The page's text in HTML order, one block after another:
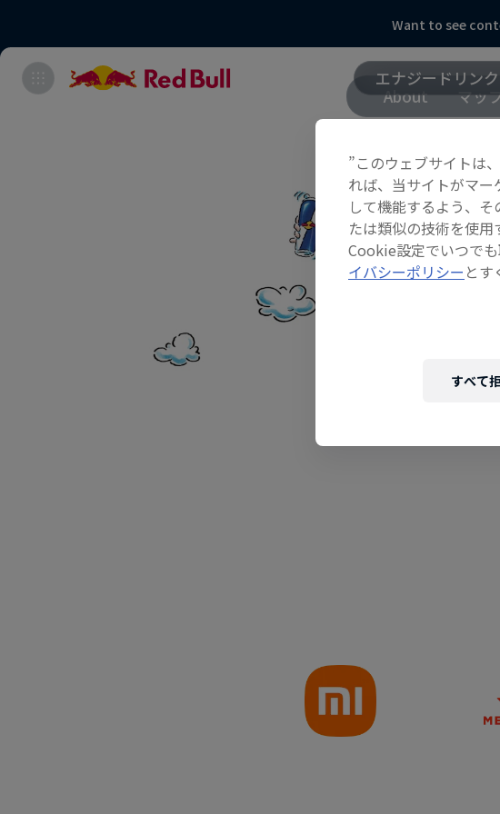
Want to see
エナジードリンク
About
マッ
”このウェブサイトは
れば、当サイトがマ
して機能するよう、
たは類似の技術を使
Cookie設定でいつで
イバシーポリシー とす
すべて